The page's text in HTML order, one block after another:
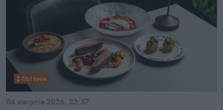
Styl życia
04 sierpnia 2026, 23:37